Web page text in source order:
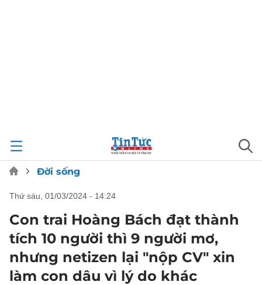
Đời sống
thứ sáu, 01/03/2024 - 14:24
Con trai Hoàng Bách đạt thành
tích 10 người thì 9 người mơ,
nhưng netizen lại "nộp CV" xin
làm con dâu vì lý do khác